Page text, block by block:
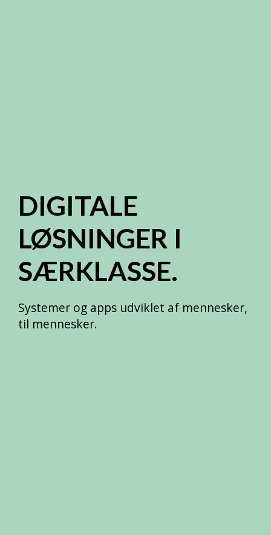
DIGITALE
LØSNINGER I
SÆRKLASSE.
Systemer og apps udviklet af mennesker,
til mennesker.